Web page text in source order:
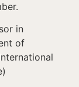
in
of